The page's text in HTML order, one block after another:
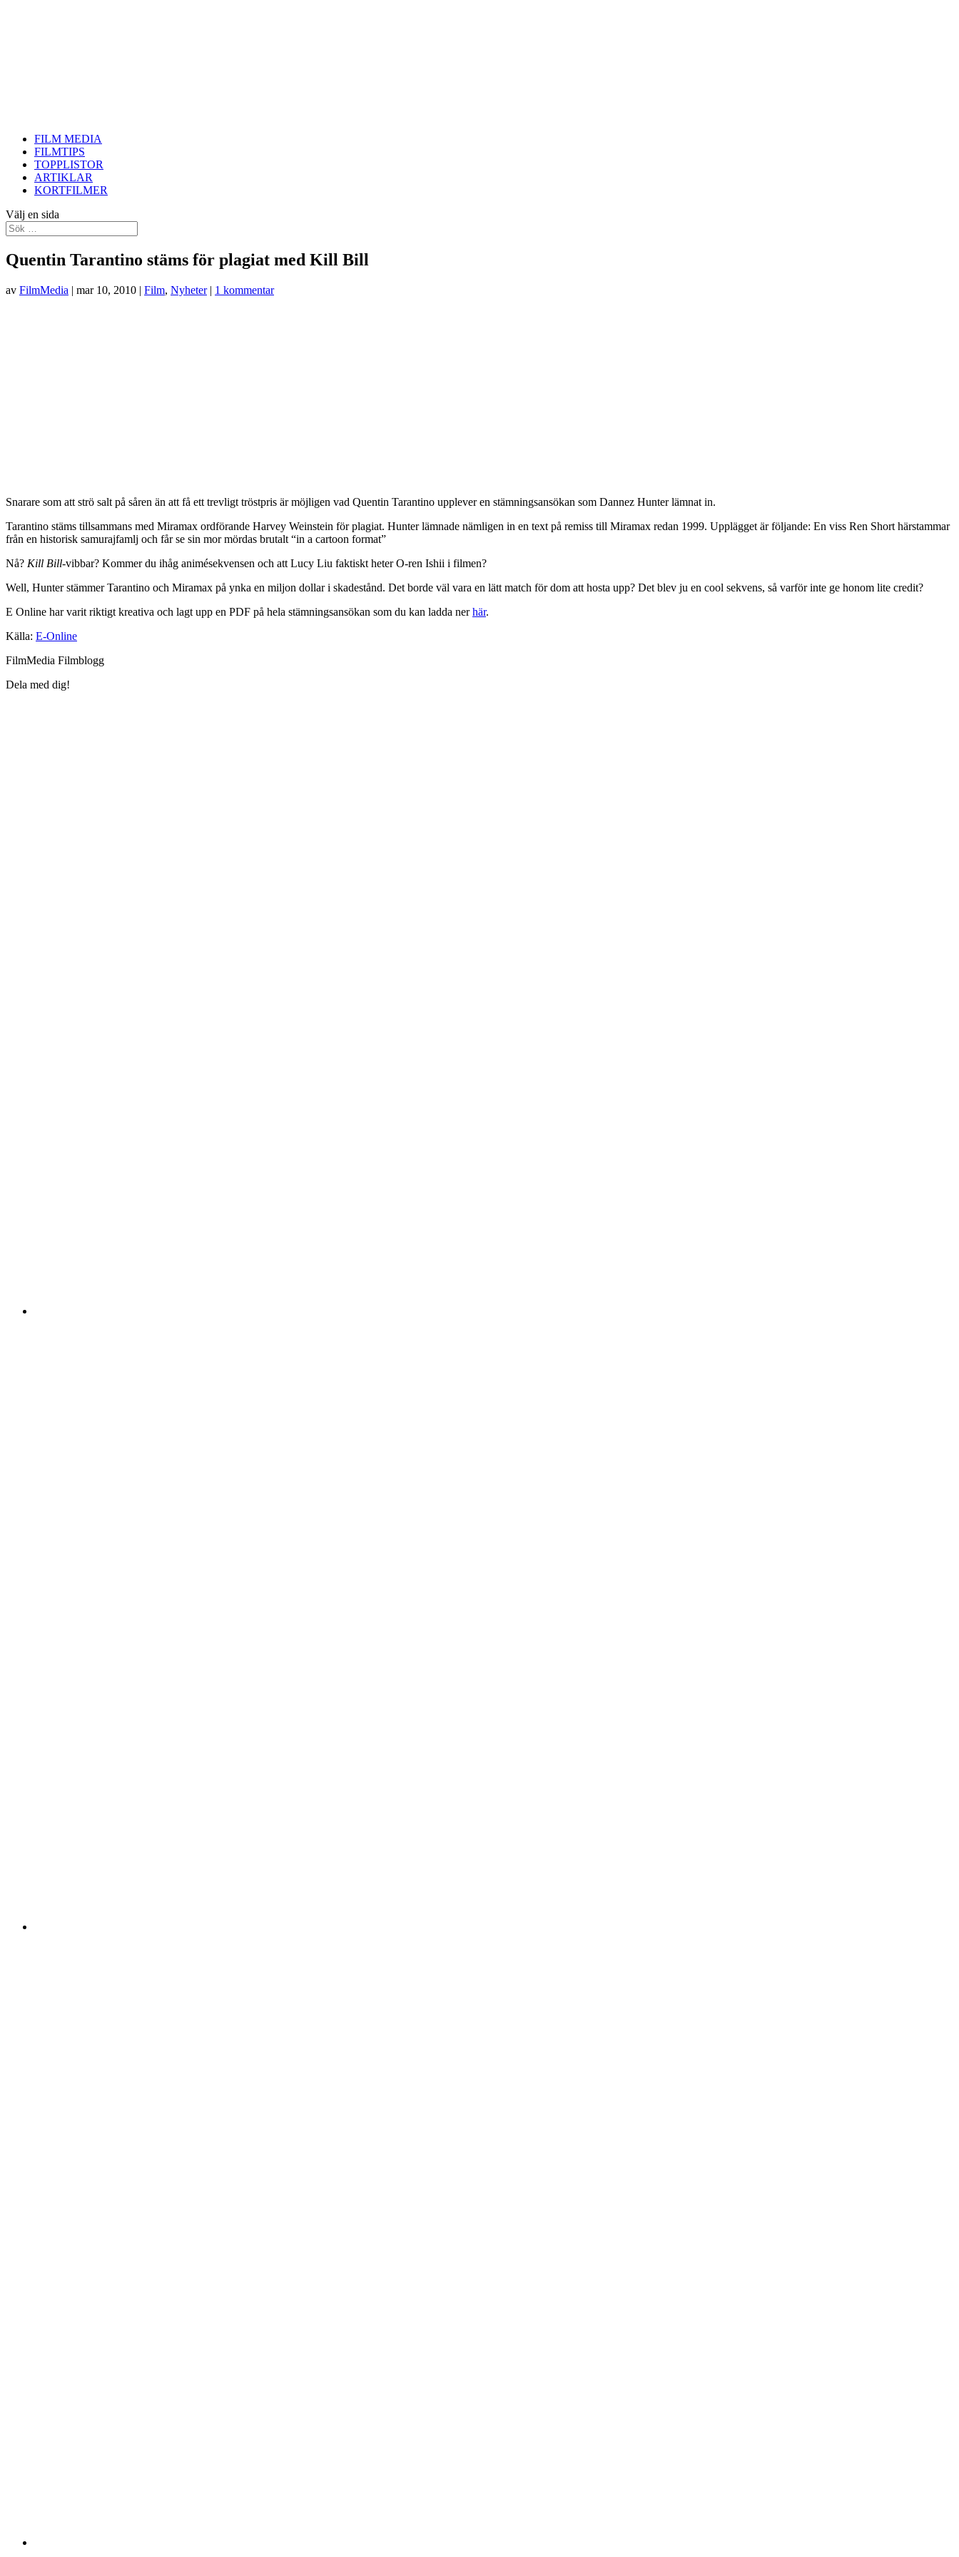
FILM MEDIA
FILMTIPS
TOPPLISTOR
ARTIKLAR
KORTFILMER
Välj en sida
Quentin Tarantino stäms för plagiat med Kill Bill
av FilmMedia | mar 10, 2010 | Film, Nyheter| 1 kommentar
Snarare som att strö salt på såren än att få ett trevligt tröstpris är möjligen vad Quentin Tarantino upplever en stämningsansökan som Dannez Hunter lämnat in.
Tarantino stäms tillsammans med Miramax ordförande Harvey Weinstein för plagiat. Hunter lämnade nämligen in en text på remiss till Miramax redan 1999. Upplägget är följande: En viss Ren Short härstammar
från en historisk samurajfamlj och får se sin mor mördas brutalt “in a cartoon format”
Nå? Kill Bill-vibbar? Kommer du ihåg animésekvensen och att Lucy Liu faktiskt heter O-ren Ishii i filmen?
Well, Hunter stämmer Tarantino och Miramax på ynka en miljon dollar i skadestånd. Det borde väl vara en lätt match för dom att hosta upp? Det blev ju en cool sekvens, så varför inte ge honom lite credit?
E Online har varit riktigt kreativa och lagt upp en PDF på hela stämningsansökan som du kan ladda nerhär.
Källa: E-Online
FilmMedia Filmblogg
Dela med dig!